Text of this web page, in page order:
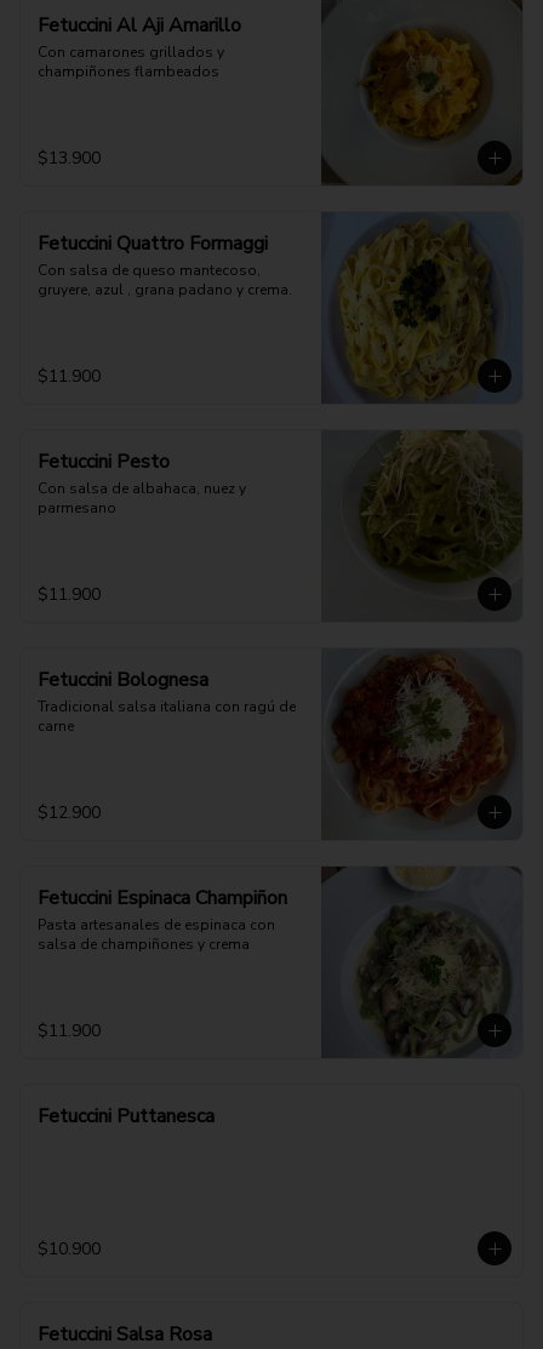
Fetuccini Al Aji Amarillo
Con camarones grillados y
champiñones flambeados
$13.900
Fetuccini Quattro Formaggi
Con salsa de queso mantecoso,
gruyere, azul , grana padano y crema.
$11.900
Fetuccini Pesto
Con salsa de albahaca, nuez y
parmesano
$11.900
Fetuccini Bolognesa
Tradicional salsa italiana con ragú de
carne
$12.900
Fetuccini Espinaca Champiñon
Pasta artesanales de espinaca con
salsa de champiñones y crema
$11.900
Fetuccini Puttanesca
$10.900
Fetuccini Salsa Rosa